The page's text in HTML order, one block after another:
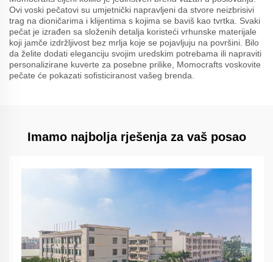
Ovi voski pečatovi su umjetnički napravljeni da stvore neizbrisivi
trag na dioničarima i klijentima s kojima se baviš kao tvrtka. Svaki
pečat je izrađen sa složenih detalja koristeći vrhunske materijale
koji jamče izdržljivost bez mrlja koje se pojavljuju na površini. Bilo
da želite dodati eleganciju svojim uredskim potrebama ili napraviti
personalizirane kuverte za posebne prilike, Momocrafts voskovite
pečate će pokazati sofisticiranost vašeg brenda.
Imamo najbolja rješenja za vaš posao